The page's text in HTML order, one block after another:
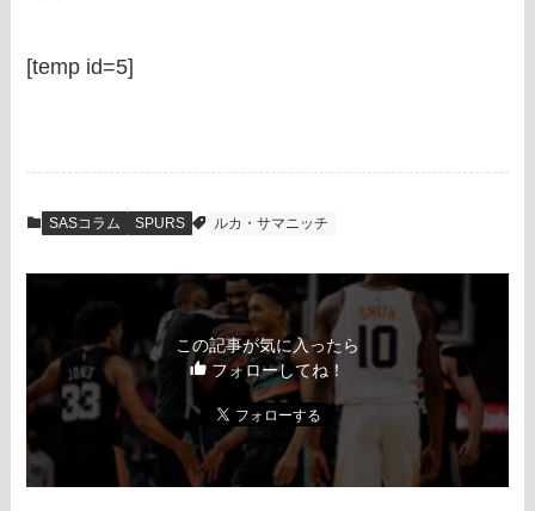
[temp id=5]
SASコラム SPURS ルカ・サマニッチ
この記事が気に入ったら
フォローしてね！